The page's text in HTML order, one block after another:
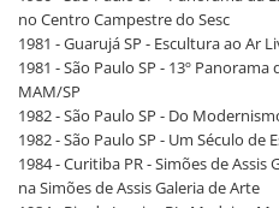
no Centro Campestre do Sesc
1981 - Guarujá SP - Escultura ao Ar
1981 - São Paulo SP - 13º
MAM/SP
1982 - São Paulo SP - Do
1982 - São Paulo SP - Um Século
1984 - Curitiba PR - Simões de
na Simões de Assis Galeria de Arte